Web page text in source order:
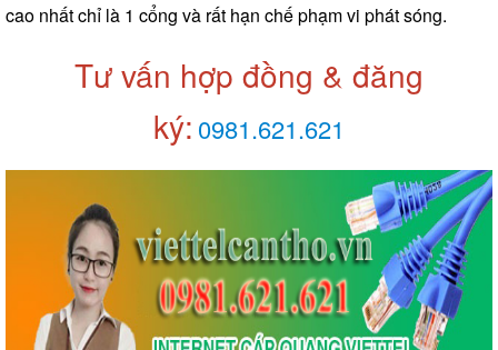
cao nhất chỉ là 1 cổng và rất hạn chế phạm vi phát sóng.
Tư vấn hợp đồng & đăng
ký: 0981.621.621